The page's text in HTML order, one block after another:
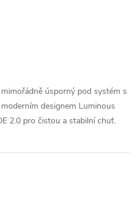
úsporný pod systém s
designem Luminous
2.0 pro čistou a stabilní chuť.